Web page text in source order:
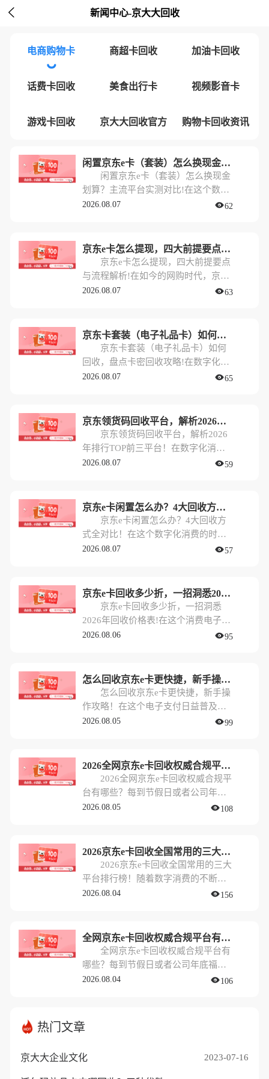
 新闻中心-京大大回收
电商购物卡 商超卡回收 加油卡回收
话费卡回收 美食出行卡 视频影音卡
游戏卡回收 京大大回收官方 购物卡回收资讯
闲置京东e卡（套装）怎么换现金划算？主流平台实测对比!
闲置京东e卡（套装）怎么换现金
划算？主流平台实测对比!在这个数字
化消费的时代，很多朋友手里都会攒
一不小心就多了起来，甚至还有未拆
封的“套装”。
2026.08.07 62
京东e卡怎么提现，四大前提要点与流程解析!
京东e卡怎么提现，四大前提要点
与流程解析!在如今的网购时代，京东
e卡因其versatile的使用场景和便捷
一张京东e卡，却暂时没有购物需求，
这时候大家最关心的就是：京东e卡怎
么提现？
2026.08.07 63
京东卡套装（电子礼品卡）如何回收，盘点卡密回收攻略!
京东卡套装（电子礼品卡）如何
回收，盘点卡密回收攻略!在数字化生
活日益普及的今天，电子礼品卡已经
其品类丰富、使用便捷，更是占据了
市场的半壁江山。然而，很多人在收
到这些“心意”后，往往会面临一个尴
尬的问题：自己并不需要在京东购
2026.08.07 65
京东领货码回收平台，解析2026年排行TOP前三平台！
京东领货码回收平台，解析2026
年排行TOP前三平台！在数字化消费
日益普及的今天，电商平台的各种卡
用范围广，常常作为企业员工福利、
商务馈赠的优选。然而，很多时候我
们手中囤积了过多的领货码，一时半
会儿消费不完，又担心过期作废。这
2026.08.07 59
京东e卡闲置怎么办？4大回收方式全对比！
京东e卡闲置怎么办？4大回收方
式全对比！在这个数字化消费的时
代，京东e卡作为一种热门的预付卡，
来说，这无疑是雪中送炭；但对于那
些不常网购，或者更倾向于现金消费
的朋友来说，手里攥着几百甚至几千
元的闲置e卡，反倒成了一种“甜蜜的
2026.08.07 57
京东e卡回收多少折，一招洞悉2026年回收价格表!
京东e卡回收多少折，一招洞悉
2026年回收价格表!在这个消费电子化
和礼品卡普及的时代，很多人手里都
礼物，甚至是各种促销活动的“赠
品”。然而，需求千差万别，手里的卡
如果躺在抽屉里“吃灰”，那其实就是
在不断贬值。最近，很多朋友都在
2026.08.06 95
怎么回收京东e卡更快捷，新手操作攻略！
怎么回收京东e卡更快捷，新手操
作攻略！在这个电子支付日益普及的
时代，京东e卡作为一种常见的礼品卡
友赠送的礼物，手里捏着一张京东e卡
本该是件开心的事。但现实中，很多
人往往因为“暂时不需要买东西”、“忘
记了使用”或者“想换点现金周转”，让
2026.08.05 99
2026全网京东e卡回收权威合规平台有哪些？
2026全网京东e卡回收权威合规平
台有哪些？每到节假日或者公司年底
福利发放的时候，不少朋友都会收到
礼选择之一。然而，对于部分平时不
怎么网购，或者已经有足够多生活物
资的朋友来说，手里闲置的京东e卡反
而成了一种“幸福的烦恼”。
2026.08.05 108
2026京东e卡回收全国常用的三大平台排行榜！
2026京东e卡回收全国常用的三大
平台排行榜！随着数字消费的不断发
展，到了2026年，各种电商礼品卡依
买力强，经常作为公司福利、商务馈
赠或活动奖品出现在大家手中。然
而，并不是所有人都有在京东购物的
需求，很多人更希望将手里的京东e卡
2026.08.04 156
全网京东e卡回收权威合规平台有哪些？
全网京东e卡回收权威合规平台有
哪些？每到节假日或者公司年底福利
发放的时候，不少朋友都会收到各类
择之一。然而，对于部分平时不怎么
网购，或者已经有足够多生活物资的
了一种“幸福的烦恼”。
2026.08.04 106
热门文章
京大大企业文化 2023-07-16